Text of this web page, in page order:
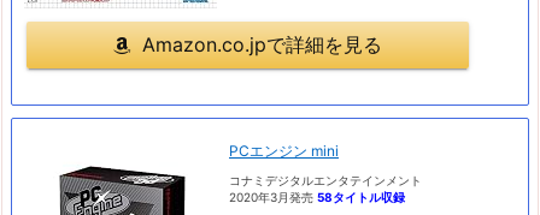
Amazon.co.jpで詳細を見る
PCエンジン mini
コナミデジタルエンタテインメント
2020年3月発売 58タイトル収録